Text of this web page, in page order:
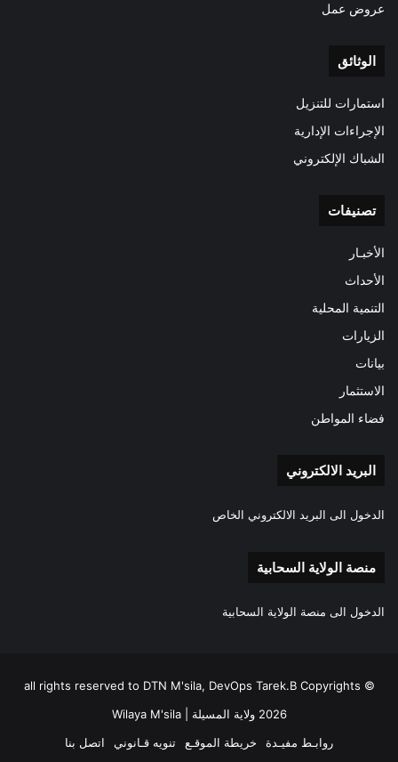
عروض عمل
الوثائق
استمارات للتنزيل
الإجراءات الإدارية
الشباك الإلكتروني
تصنيفات
الأخبـار
الأحداث
التنمية المحلية
الزيارات
بيانات
الاستثمار
فضاء المواطن
البريد الالكتروني
الدخول الى البريد الالكتروني الخاص
منصة الولاية السحابية
الدخول الى منصة الولاية السحابية
all rights reserved to DTN M'sila, DevOps Tarek.B Copyrights ©
2026 ولاية المسيلة | Wilaya M'sila
روابـط مفيـدة
خريطة الموقـع تنويه قـانوني اتصل بنا